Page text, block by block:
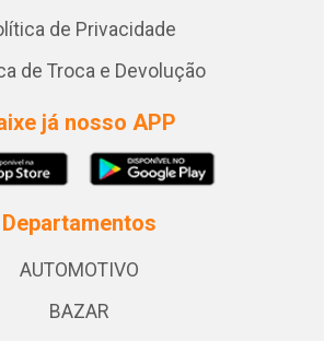
de Privacidade
de Troca e Devolução
já nosso APP
Departamentos
AUTOMOTIVO
BAZAR